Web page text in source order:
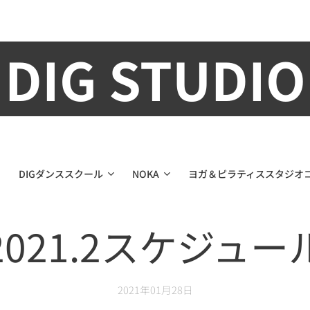
DIG STUDIO
DIGダンススクール NOKA ヨガ＆ピラティススタジオ
スケジュー
2021年01月28日